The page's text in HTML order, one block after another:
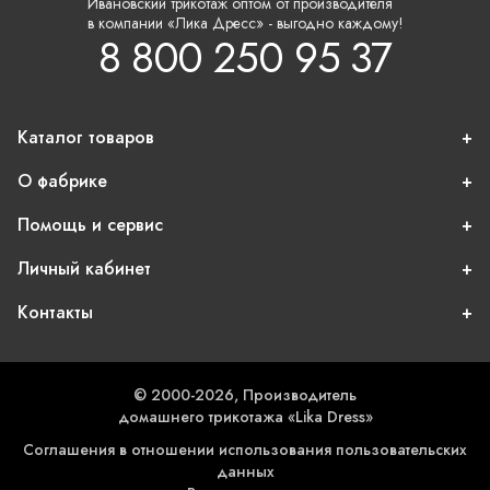
в компании «Лика Дресс» - выгодно каждому!
8 800 250 95 37
Каталог товаров
О фабрике
Помощь и сервис
Личный кабинет
Контакты
© 2000-2026, Производитель
домашнего трикотажа «Lika Dress»
Соглашения в отношении использования пользовательских
данных